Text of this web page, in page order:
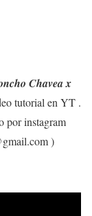
Chavea x
tutorial en YT .
por instagram
)